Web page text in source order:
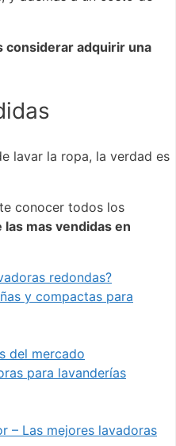
considerar adquirir una
lavar la ropa, la verdad es
conocer todos los
mas vendidas en
redondas?
y compactas para
del mercado
para lavanderías
– Las mejores lavadoras